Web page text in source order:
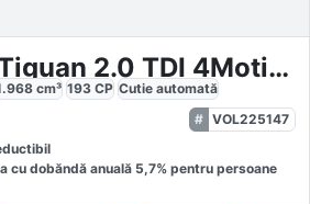
Volkswagen Tiguan 2.0 TDI 4Motion R-Line Black
cm³ 193 CP Cutie automată
VOL225147
cu dobăndă anuală 5,7% pentru persoane